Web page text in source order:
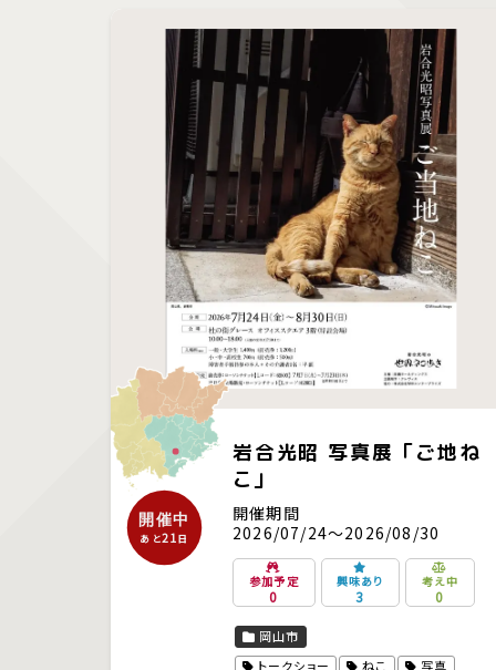
岩合光昭 写真展「ご地ね
こ」
開催中
あと21日
開催期間
2026/07/24～2026/08/30
参加予定
0
興味あり
3
考え中
0
岡山市
トークショー
ねこ 写真